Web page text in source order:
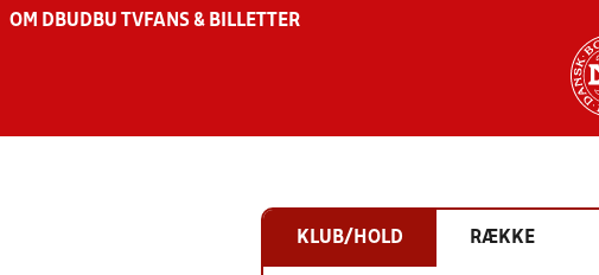
OM DBU DBU TV FANS & BILLETTER
KLUB/HOLD RÆKKE